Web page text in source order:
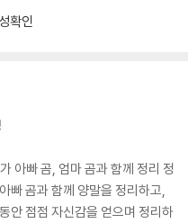
확인
아빠 곰, 엄마 곰과 함께 정리 정
빠 곰과 함께 양말을 정리하고,
안 점점 자신감을 얻으며 정리하